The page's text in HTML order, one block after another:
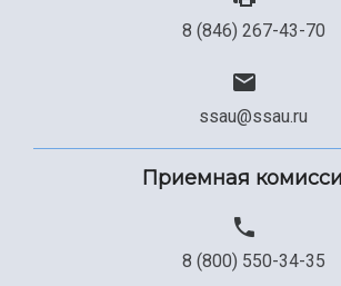
8 (846) 267-43-70
ssau@ssau.ru
Приемная
8 (800) 550-34-35